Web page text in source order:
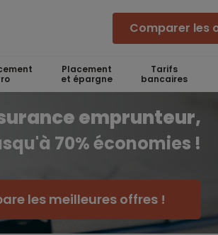
Comparer les
Placement
et épargne
Tarifs
bancaires
emprunteur,
70% économies !
les meilleures offres !